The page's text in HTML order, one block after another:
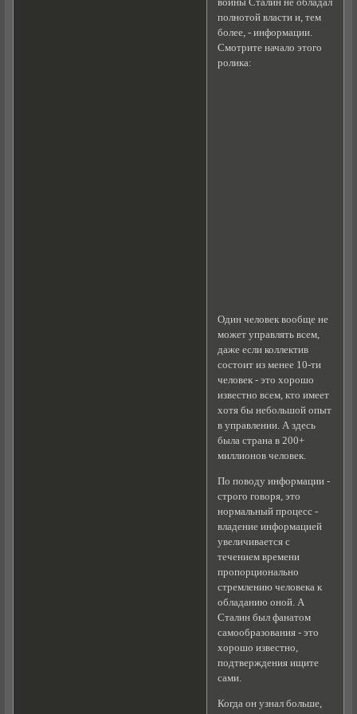
войны Сталин не обладал
полнотой власти и, тем
более, - информации.
Смотрите начало этого
ролика:
Один человек вообще не
может управлять всем,
даже если коллектив
состоит из менее 10-ти
человек - это хорошо
известно всем, кто имеет
хотя бы небольшой опыт
в управлении. А здесь
была страна в 200+
миллионов человек.
По поводу информации -
строго говоря, это
нормальный процесс -
владение информацией
увеличивается с
течением времени
пропорционально
стремлению человека к
обладанию оной. А
Сталин был фанатом
самообразования - это
хорошо известно,
подтверждения ищите
сами.
Когда он узнал больше,